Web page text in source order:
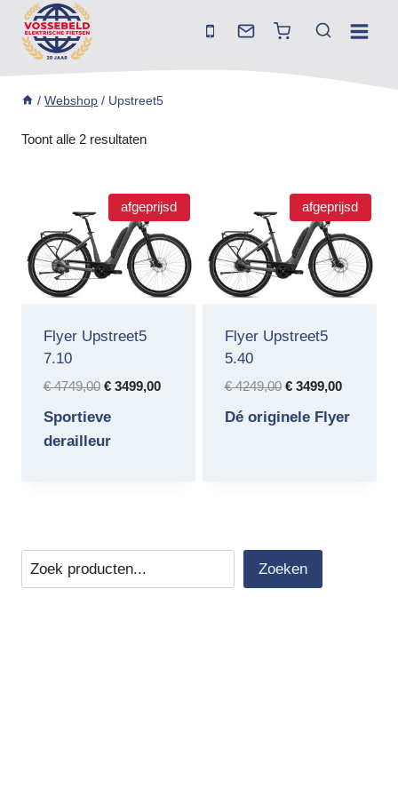
Doorgaan
naar
inhoud
/ Webshop / Upstreet5
Toont alle 2 resultaten
afgeprijsd
Flyer Upstreet5
7.10
€4749,00 Oorspronkelijke
was:
€ 4749,00.
€3499,00Huidige
Sportieve
derailleur
afgeprijsd
Flyer Upstreet5
5.40
€4249,00 Oorspronkelijke
was:
€3499,00Huidige
is:
Dé originele Flyer
Zoeken Zoeken